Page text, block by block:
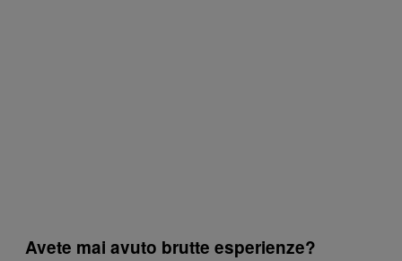
Avete mai avuto brutte esperienze?